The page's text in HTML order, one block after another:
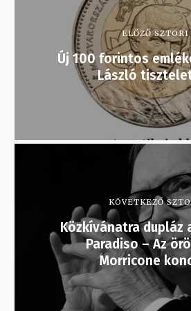
ELŐZŐ SZTORI
Új 100 forintos
László
KÖVETKEZŐ
Közkívánatra dupláz
Paradiso – Az
Morricone